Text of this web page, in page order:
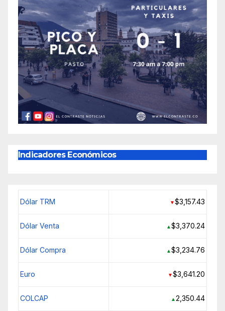
Indicadores Económicos
Dólar TRM ▼$3,157.43
Dólar Venta ▲$3,370.24
Dólar Compra ▲$3,234.76
Euro ▼$3,641.20
COLCAP ▲2,350.44